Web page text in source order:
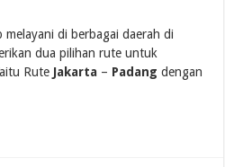
di berbagai daerah di
dua pilihan rute untuk
Rute Jakarta – Padang dengan